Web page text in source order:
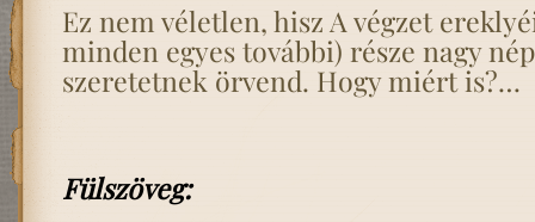
Ez nem véletlen, hisz A végzet
minden egyes további) része nagy
szeretetnek örvend. Hogy miért is?…
Fülszöveg: